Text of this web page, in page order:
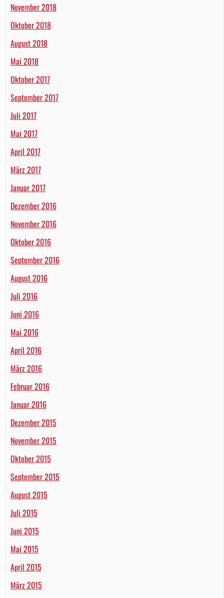
November 2018
Oktober 2018
August 2018
Mai 2018
Oktober 2017
September 2017
Juli 2017
Mai 2017
April 2017
März 2017
Januar 2017
Dezember 2016
November 2016
Oktober 2016
September 2016
August 2016
Juli 2016
Juni 2016
Mai 2016
April 2016
März 2016
Februar 2016
Januar 2016
Dezember 2015
November 2015
Oktober 2015
September 2015
August 2015
Juli 2015
Juni 2015
Mai 2015
April 2015
März 2015